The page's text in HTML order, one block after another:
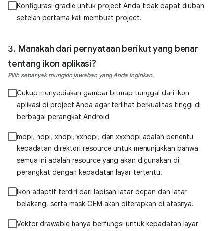
Konfigurasi gradle untuk project Anda tidak dapat diubah
setelah pertama kali membuat project.
Manakah dari pernyataan berikut yang benar
tentang ikon aplikasi?
Pilih sebanyak mungkin jawaban yang Anda inginkan.
Cukup menyediakan gambar bitmap tunggal dari ikon
aplikasi di project Anda agar terlihat berkualitas tinggi di
berbagai perangkat Android.
mdpi, hdpi, xhdpi, xxhdpi, dan xxxhdpi adalah penentu
kepadatan direktori resource untuk menunjukkan bahwa
semua ini adalah resource yang akan digunakan di
perangkat dengan kepadatan layar tertentu.
Ikon adaptif terdiri dari lapisan latar depan dan latar
belakang, serta mask OEM akan diterapkan di atasnya.
Vektor drawable hanya berfungsi untuk kepadatan layar